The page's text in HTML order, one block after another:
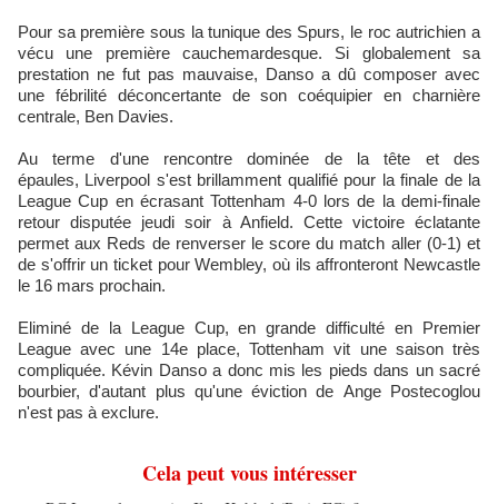
Pour sa première sous la tunique des Spurs, le roc autrichien a
vécu une première cauchemardesque. Si globalement sa
prestation ne fut pas mauvaise, Danso a dû composer avec
une fébrilité déconcertante de son coéquipier en charnière
centrale, Ben Davies.
Au terme d'une rencontre dominée de la tête et des
épaules, Liverpool s'est brillamment qualifié pour la finale de la
League Cup en écrasant Tottenham 4-0 lors de la demi-finale
retour disputée jeudi soir à Anfield. Cette victoire éclatante
permet aux Reds de renverser le score du match aller (0-1) et
de s'offrir un ticket pour Wembley, où ils affronteront Newcastle
le 16 mars prochain.
Eliminé de la League Cup, en grande difficulté en Premier
League avec une 14e place, Tottenham vit une saison très
compliquée. Kévin Danso a donc mis les pieds dans un sacré
bourbier, d'autant plus qu'une éviction de Ange Postecoglou
n'est pas à exclure.
Cela peut vous intéresser